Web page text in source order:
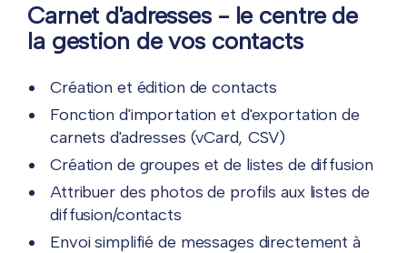
Carnet d'adresses - le centre de
la gestion de vos contacts
Création et édition de contacts
Fonction d'importation et d'exportation de
carnets d'adresses (vCard, CSV)
Création de groupes et de listes de diffusion
Attribuer des photos de profils aux listes de
diffusion/contacts
Envoi simplifié de messages directement à